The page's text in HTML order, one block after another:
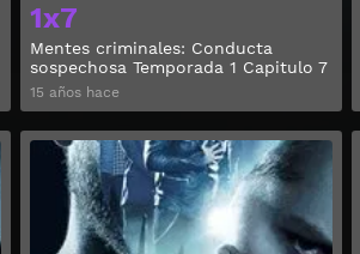
1x7
Mentes criminales: Conducta
sospechosa Temporada 1 Capitulo 7
15 años hace
Ver